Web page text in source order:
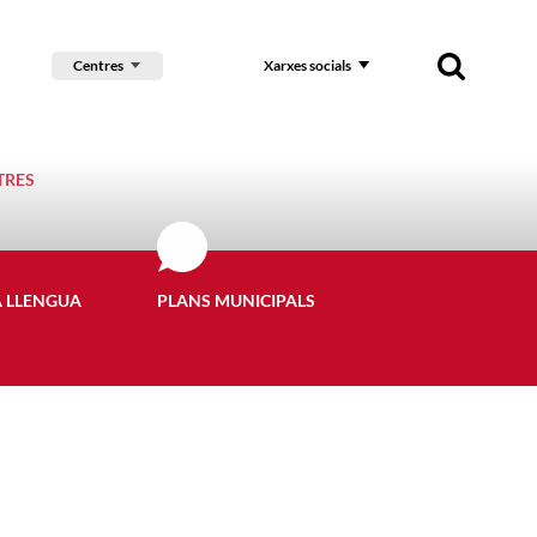
Centres Xarxes socials
LLENGUA PLANS MUNICIPALS